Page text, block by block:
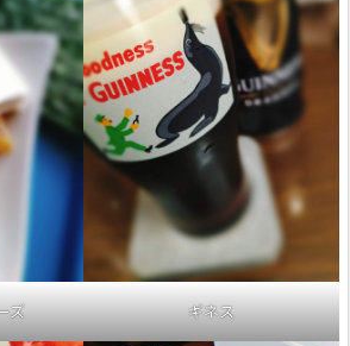
ズ ギネス